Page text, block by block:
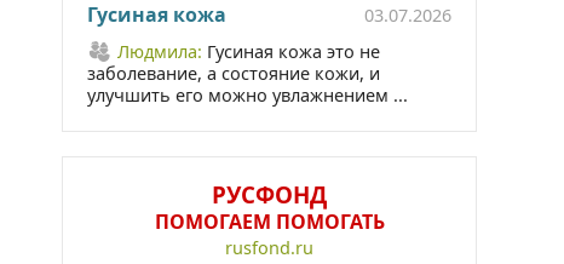
Гусиная кожа
03.07.2026
Людмила: Гусиная кожа это не
заболевание, а состояние кожи, и
улучшить его можно увлажнением ...
РУСФОНД
ПОМОГАЕМ ПОМОГАТЬ
rusfond.ru